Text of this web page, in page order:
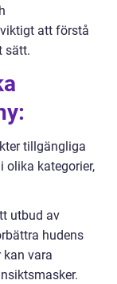
att förstå
sätt.
tillgängliga
olika kategorier,
utbud av
hudens
vara